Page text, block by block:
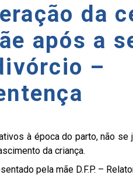
da
após a
–
à época do parto, não se
da criança.
pela mãe D.F.P. –